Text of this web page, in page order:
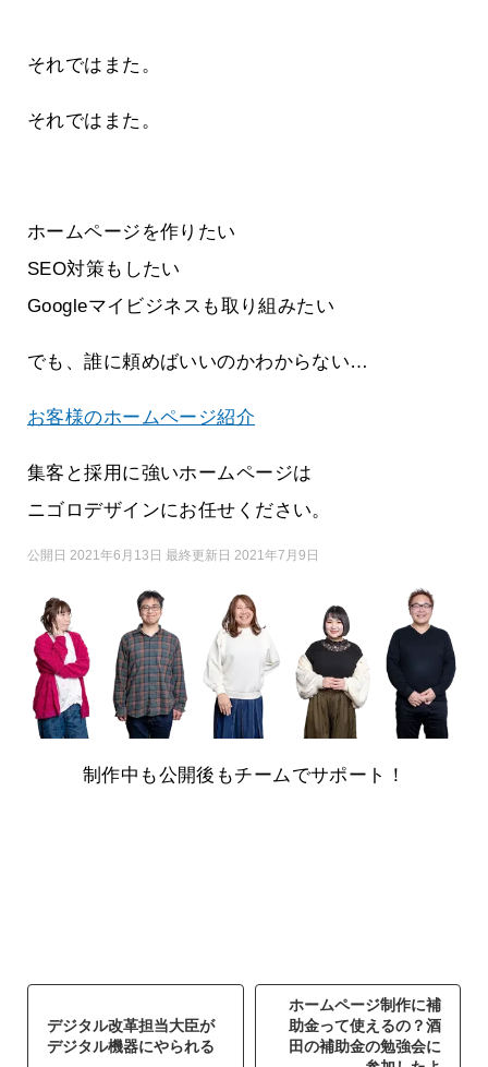
それではまた。
それではまた。
ホームページを作りたい
SEO対策もしたい
Googleマイビジネスも取り組みたい
でも、誰に頼めばいいのかわからない…
お客様のホームページ紹介
集客と採用に強いホームページは
ニゴロデザインにお任せください。
公開日 2021年6月13日 最終更新日 2021年7月9日
制作中も公開後もチームでサポート！
デジタル改革担当大臣が
デジタル機器にやられる
ホームページ制作に補
助金って使えるの？酒
田の補助金の勉強会に